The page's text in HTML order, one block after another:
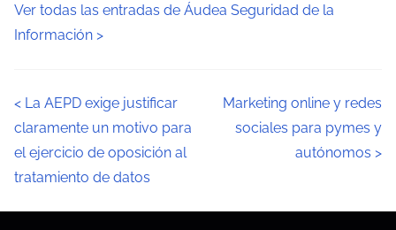
Ver todas las entradas de Áudea Seguridad de la
Información >
N
a
v
e
< La AEPD exige justificar
claramente un motivo para
el ejercicio de oposición al
tratamiento de datos
Marketing online y redes
sociales para pymes y
autónomos >